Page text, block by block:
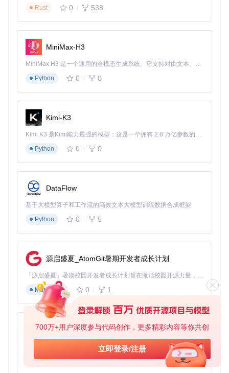
700万+用户深度参与代码创作，更多精彩内容等你共创
立即登录/注册
个性化配置与优化技巧
基础设置调整
在Decky设置界面可配置：
插件加载优先级
自动更新频率
开发者选项中可开启：
插件开发模式
性能数据导出
自定义快捷键
常见误区解析
误区2：插件越多功能越强大
：同时运行过多插件会占用系统资源，建议只保留常用插
件。建议维持在5-8个活跃插件以保持最佳性能。
误区3：系统更新后插件会失效
：SteamOS更新可能需要重新安装Decky Loader，但插
件数据会自动保留。建议系统更新后立即检查Decky版本兼容
Rust
0 538
MiniMax-H3
MiniMax H3 是一个通用的全模态生成系统。它支持对由文本、图像、视频和音频组成的多模态上下文进行统一理解，并能生成分辨率高达 2K、时长可达 15 秒的带原生立体声音频的视频。得益于面向任务泛化的系统设计，H3 在预训练阶段就已具备广泛的多模态上下文理解与生成能力，能够出色地执行复杂的多模态指令。
Python
0 0
Kimi-K3
Kimi K3 是Kimi能力最强的模型：这是一个拥有 2.8 万亿参数的混合专家（MoE）模型，具备原生视觉理解能力，并支持 100 万 token 的上下文窗口。
Python
0 0
DataFlow
基于大模型算子和工作流的高效文本大模型训练数据合成框架
Python
0 5
源启盛夏_AtomGit暑期开发者成长计划
「源启盛夏」暑期校园开发者成长计划旨在激活校园开源力量，通过积分激励、认证扶持、资源倾斜等形式，引导高校组织和开发者完成「入驻 — 建项目 — 做贡献 — 获认证 — 得资源」的完整闭环。无论你是想带领社团入驻平台的组织者，还是希望用代码贡献证明自己的开发者，都能在这里找到属于你的成长路径。
Markdown
0 1
py-xiaozhi
基于Python的Xiaozhi AI，适用于想要完整Xiaozhi体验而无需拥有专用硬件的用户。
Python
0 1